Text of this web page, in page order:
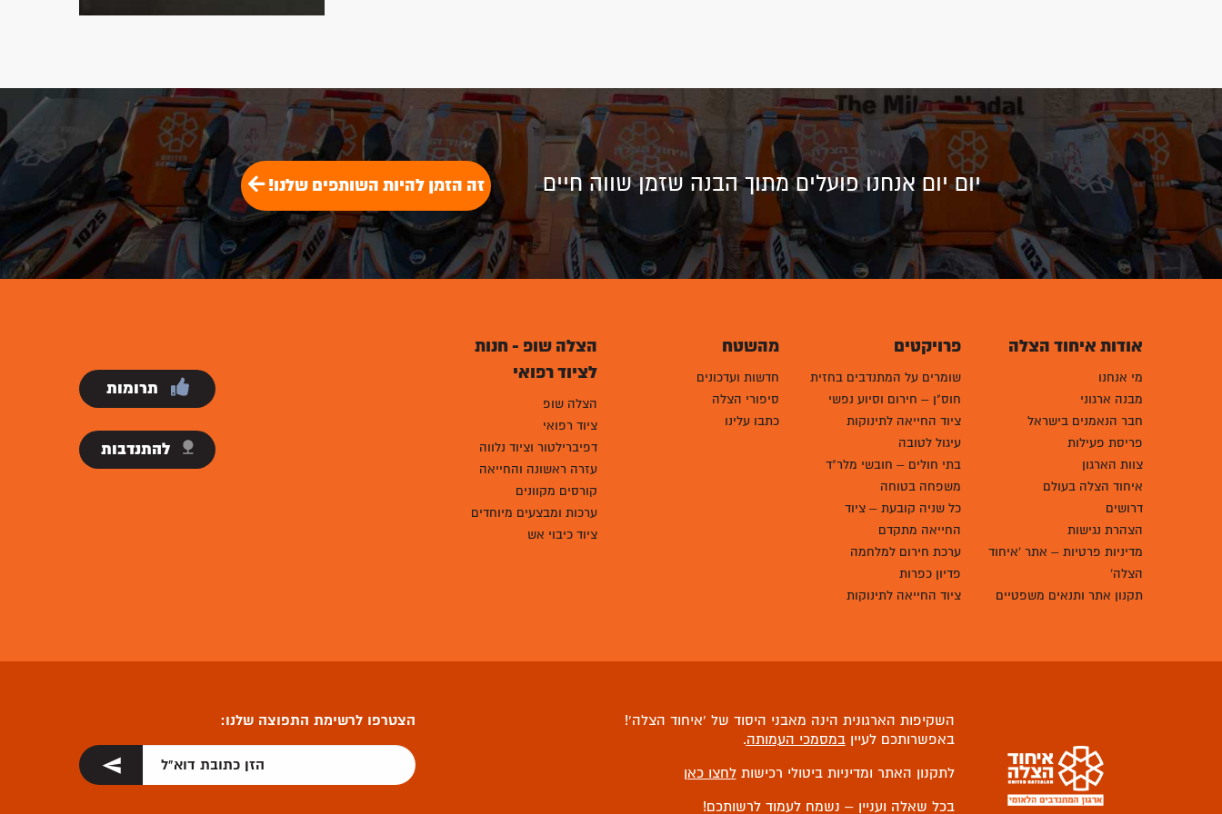
יום יום אנחנו פועלים מתוך הבנה שזמן שווה חיים זה הזמן להיות השותפים שלנו!
אודות איחוד הצלה
מי אנחנו
מבנה ארגוני
חבר הנאמנים בישראל
פריסת פעילות
צוות הארגון
איחוד הצלה בעולם
דרושים
הצהרת נגישות
מדיניות פרטיות – אתר 'איחוד
הצלה'
תקנון אתר ותנאים משפטיים
פרויקטים
שומרים על המתנדבים בחזית
חוס"ן – חירום וסיוע נפשי
ציוד החייאה לתינוקות
עיגול לטובה
בתי חולים – חובשי מלר"ד
משפחה בטוחה
כל שניה קובעת – ציוד
החייאה מתקדם
ערכת חירום למלחמה
פדיון כפרות
ציוד החייאה לתינוקות
מהשטח
חדשות ועדכונים
סיפורי הצלה
כתבו עלינו
הצלה שופ - חנות
לציוד רפואי
הצלה שופ
ציוד רפואי
דפיברילטור וציוד נלווה
עזרה ראשונה והחייאה
קורסים מקוונים
ערכות ומבצעים מיוחדים
ציוד כיבוי אש
תרומות
להתנדבות
השקיפות הארגונית הינה מאבני היסוד של ‘איחוד הצלה’!
באפשרותכם לעייןבמסמכי העמותה.
לתקנון האתר ומדיניות ביטולי רכישותלחצו כאן
בכל שאלה ועניין – נשמח לעמוד לרשותכם!
הצטרפו לרשימת התפוצה שלנו: